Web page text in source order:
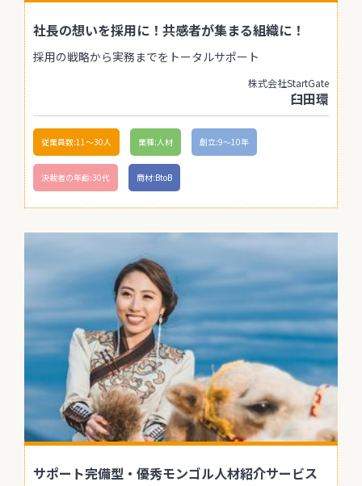
社長の想いを採用に！共感者が集まる組織に！
採用の戦略から実務までをトータルサポート
株式会社StartGate
臼田環
従業員数:11〜30人 業種:人材 創立:9〜10年
決裁者の年齢:30代 商材:BtoB
サポート完備型・優秀モンゴル人材紹介サービス